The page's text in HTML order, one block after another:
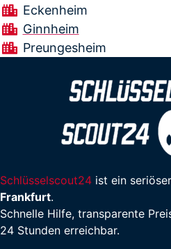
Eckenheim
Ginnheim
Preungesheim
Schlüsselscout24 ist ein seriöser
Frankfurt.
Schnelle Hilfe, transparente
24 Stunden erreichbar.